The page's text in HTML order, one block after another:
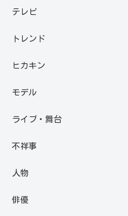
テレビ
トレンド
ヒカキン
モデル
ライブ・舞台
不祥事
人物
俳優